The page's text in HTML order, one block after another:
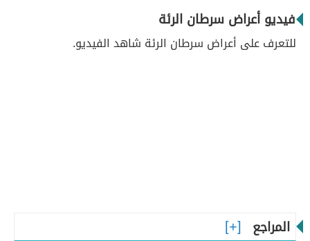
فيديو أعراض سرطان الرئة
للتعرف على أعراض سرطان الرئة شاهد الفيديو.
المراجع